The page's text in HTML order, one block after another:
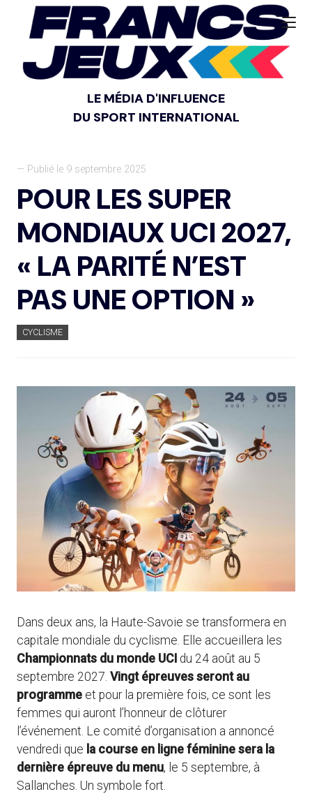
LE MÉDIA D'INFLUENCE
DU SPORT INTERNATIONAL
— Publié le 9 septembre 2025
POUR LES SUPER
MONDIAUX UCI 2027,
« LA PARITÉ N’EST
PAS UNE OPTION »
CYCLISME
Dans deux ans, la Haute-Savoie se transformera en
capitale mondiale du cyclisme. Elle accueillera les
Championnats du monde UCI du 24 août au 5
septembre 2027. Vingt épreuves seront au
programme et pour la première fois, ce sont les
femmes qui auront l’honneur de clôturer
l’événement. Le comité d’organisation a annoncé
vendredi que la course en ligne féminine sera la
dernière épreuve du menu, le 5 septembre, à
Sallanches. Un symbole fort.